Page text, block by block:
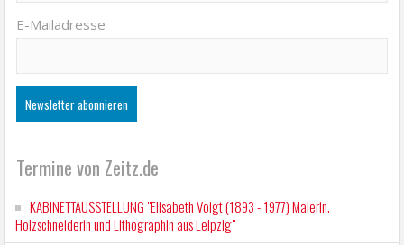
E-Mailadresse
Termine von Zeitz.de
KABINETTAUSSTELLUNG "Elisabeth Voigt (1893 - 1977) Malerin.
Holzschneiderin und Lithographin aus Leipzig"